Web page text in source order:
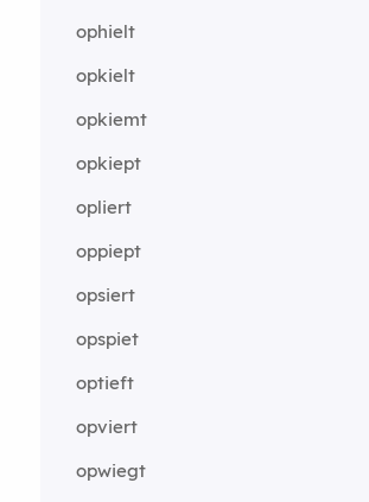
ophielt
opkielt
opkiemt
opkiept
opliert
oppiept
opsiert
opspiet
optieft
opviert
opwiegt